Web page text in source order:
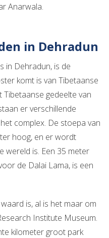
Anarwala.
in Dehradun
in Dehradun, is de
komt is van Tibetaanse
gedeelte van
er verschillende
complex. De stoepa van
hoog, en er wordt
wereld is. Een 35 meter
de Dalai Lama, is een
is, al is het maar om
Institute Museum.
kilometer groot park